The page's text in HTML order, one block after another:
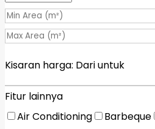
Kisaran harga: Dariuntuk
Fitur lainnya
Air Conditioning
Barbeque